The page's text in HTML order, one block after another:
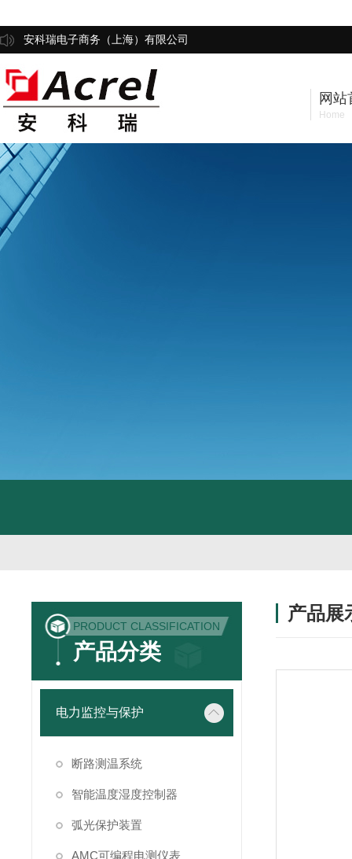
安科瑞电子商务（上海）有限公司
网站
Home
PRODUCT CLASSIFICATION
产品分类
电力监控与保护
断路测温系统
智能温度湿度控制器
弧光保护装置
AMC可编程电测仪表
产品展